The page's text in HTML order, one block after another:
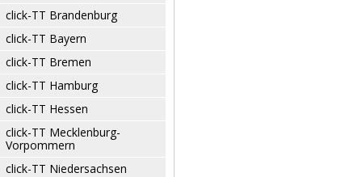
click-TT Brandenburg
click-TT Bayern
click-TT Bremen
click-TT Hamburg
click-TT Hessen
click-TT Mecklenburg-
Vorpommern
click-TT Niedersachsen